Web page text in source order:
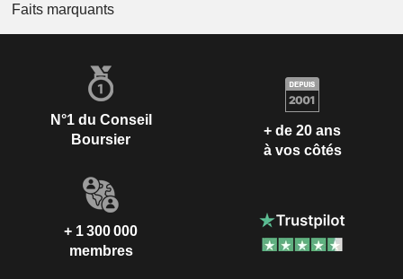
Faits marquants
N°1 du Conseil
Boursier
+ de 20 ans
à vos côtés
+ 1 300 000
membres